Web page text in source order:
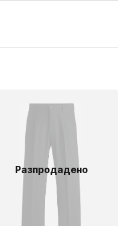
Разпродадено